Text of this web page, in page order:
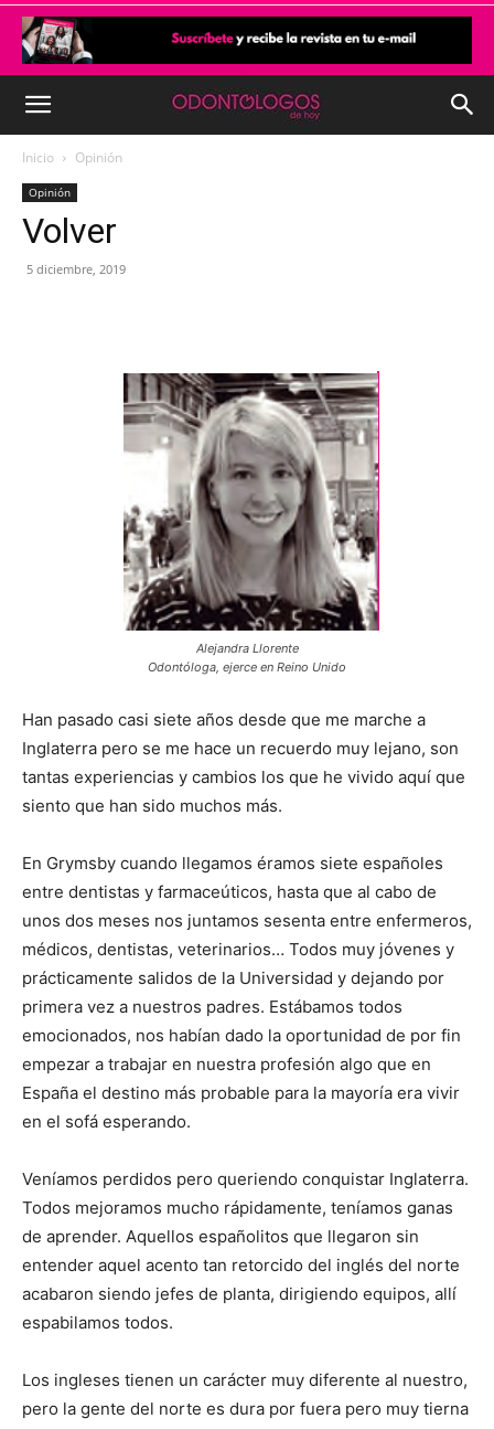
Inicio Opinión
Opinión
Volver
5 diciembre, 2019
Alejandra Llorente
Odontóloga, ejerce en Reino Unido
Han pasado casi siete años desde que me marche a
Inglaterra pero se me hace un recuerdo muy lejano, son
tantas experiencias y cambios los que he vivido aquí que
siento que han sido muchos más.
En Grymsby cuando llegamos éramos siete españoles
entre dentistas y farmaceúticos, hasta que al cabo de
unos dos meses nos juntamos sesenta entre enfermeros,
médicos, dentistas, veterinarios… Todos muy jóvenes y
prácticamente salidos de la Universidad y dejando por
primera vez a nuestros padres. Estábamos todos
emocionados, nos habían dado la oportunidad de por fin
empezar a trabajar en nuestra profesión algo que en
España el destino más probable para la mayoría era vivir
en el sofá esperando.
Veníamos perdidos pero queriendo conquistar Inglaterra.
Todos mejoramos mucho rápidamente, teníamos ganas
de aprender. Aquellos españolitos que llegaron sin
entender aquel acento tan retorcido del inglés del norte
acabaron siendo jefes de planta, dirigiendo equipos, allí
espabilamos todos.
Los ingleses tienen un carácter muy diferente al nuestro,
pero la gente del norte es dura por fuera pero muy tierna